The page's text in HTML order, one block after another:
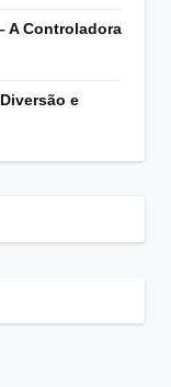
A Controladora
e